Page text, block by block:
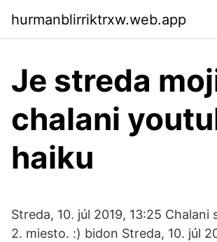
hurmanblirriktrxw.web.app
Je streda
chalani
haiku
Streda, 10. júl 2019, 13:25 Chalani
2. miesto. :) bidon Streda, 10. júl